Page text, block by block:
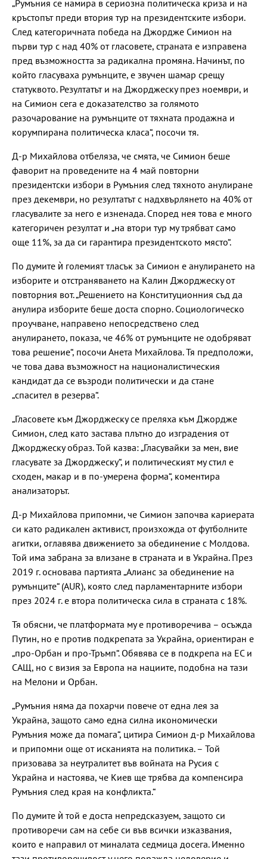
„Румъния се намира в сериозна политическа криза и на
кръстопът преди втория тур на президентските избори.
След категоричната победа на Джордже Симион на
първи тур с над 40% от гласовете, страната е изправена
пред възможността за радикална промяна. Начинът, по
който гласуваха румънците, е звучен шамар срещу
статуквото. Резултатът и на Джорджеску през ноември, и
на Симион сега е доказателство за голямото
разочарование на румънците от тяхната продажна и
корумпирана политическа класа“, посочи тя.
Д-р Михайлова отбеляза, че смята, че Симион беше
фаворит на проведените на 4 май повторни
президентски избори в Румъния след тяхното анулиране
през декември, но резултатът с надхвърлянето на 40% от
гласувалите за него е изненада. Според нея това е много
категоричен резултат и „на втори тур му трябват само
още 11%, за да си гарантира президентското място“.
По думите ѝ големият тласък за Симион е анулирането на
изборите и отстраняването на Калин Джорджеску от
повторния вот. „Решението на Конституционния съд да
анулира изборите беше доста спорно. Социологическо
проучване, направено непосредствено след
анулирането, показа, че 46% от румънците не одобряват
това решение“, посочи Анета Михайлова. Тя предположи,
че това дава възможност на националистическия
кандидат да се възроди политически и да стане
„спасител в резерва“.
„Гласовете към Джорджеску се преляха към Джордже
Симион, след като застава плътно до изградения от
Джорджеску образ. Той казва: „Гласувайки за мен, вие
гласувате за Джорджеску“, и политическият му стил е
сходен, макар и в по-умерена форма“, коментира
анализаторът.
Д-р Михайлова припомни, че Симион започва кариерата
си като радикален активист, произхожда от футболните
агитки, оглавява движението за обединение с Молдова.
Той има забрана за влизане в страната и в Украйна. През
2019 г. основава партията „Алианс за обединение на
румънците“ (AUR), която след парламентарните избори
през 2024 г. е втора политическа сила в страната с 18%.
Тя обясни, че платформата му е противоречива – осъжда
Путин, но е против подкрепата за Украйна, ориентиран е
„про-Орбан и про-Тръмп“. Обявява се в подкрепа на ЕС и
САЩ, но с визия за Европа на нациите, подобна на тази
на Мелони и Орбан.
„Румъния няма да похарчи повече от една лея за
Украйна, защото само една силна икономически
Румъния може да помага“, цитира Симион д-р Михайлова
и припомни още от исканията на политика. – Той
призовава за неутралитет във войната на Русия с
Украйна и настоява, че Киев ще трябва да компенсира
Румъния след края на конфликта.“
По думите ѝ той е доста непредсказуем, защото си
противоречи сам на себе си във всички изказвания,
които е направил от миналата седмица досега. Именно